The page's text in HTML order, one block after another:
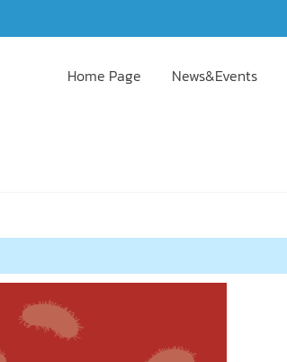
Home Page News&Events